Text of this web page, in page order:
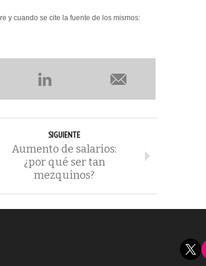
y cuando se cite la fuente de los mismos:
SIGUIENTE
Aumento de salarios:
¿por qué ser tan
mezquinos?
X